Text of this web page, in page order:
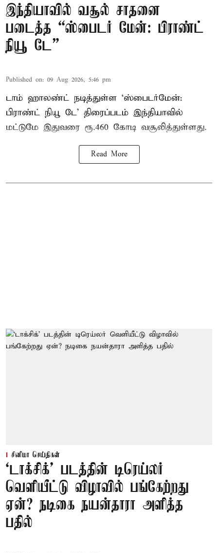
இந்தியாவில் வசூல் சாதனை
படைத்த “ஸ்பைடர் மேன்: பிராண்ட்
நியூ டே”
Published on: 09 Aug 2026, 5:46 pm
டாம் ஹாலண்ட் நடித்துள்ள ‘ஸ்பைடர்மேன்:
பிராண்ட் நியூ டே’ திரைப்படம் இந்தியாவில்
மட்டுமே இதுவரை ரூ.460 கோடி வசூலித்துள்ளது.
Read More
சினிமா செய்திகள்
‘டாக்சிக்’ படத்தின் டிரெய்லர்
வெளியீட்டு விழாவில் பங்கேற்றது
ஏன்? நடிகை நயன்தாரா அளித்த
பதில்